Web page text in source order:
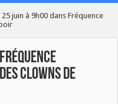
25 juin à 9h00 dans Fréquence
clowns de